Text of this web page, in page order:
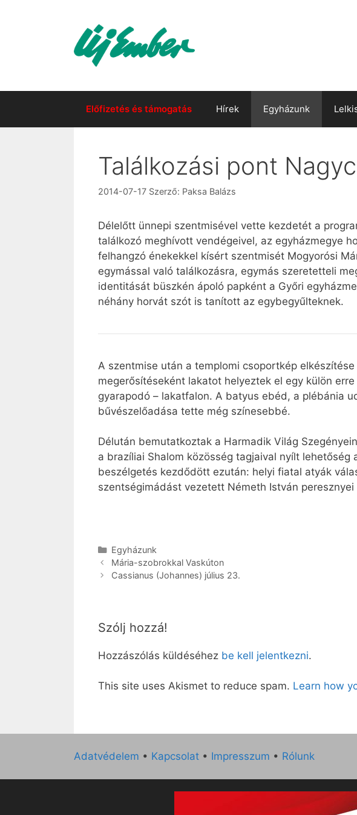
Előfizetés és támogatás Hírek Egyházunk
Találkozási pont
2014-07-17 Szerző: Paksa Balázs
Délelőtt ünnepi szentmisével vette kezdetét a
találkozó meghívott vendégeivel, az egyházmegye
felhangzó énekekkel kísért szentmisét Mogyorósi
egymással való találkozásra, egymás szeretetteli
identitását büszkén ápoló papként a Győri
néhány horvát szót is tanított az egybegyűlteknek.
A szentmise után a templomi csoportkép
megerősítéseként lakatot helyeztek el egy külön
gyarapodó – lakatfalon. A batyus ebéd, a plébánia
bűvészelőadása tette még színesebbé.
Délután bemutatkoztak a Harmadik Világ
a brazíliai Shalom közösség tagjaival nyílt
beszélgetés kezdődött ezután: helyi fiatal atyák
szentségimádást vezetett Németh István peresznyei
Kategória
Egyházunk
Mária-szobrokkal Vaskúton
Cassianus (Johannes) július 23.
Szólj hozzá!
Hozzászólás küldéséhez be kell jelentkezni.
This site uses Akismet to reduce spam. Learn how
Adatvédelem • Kapcsolat • Impresszum • Rólunk